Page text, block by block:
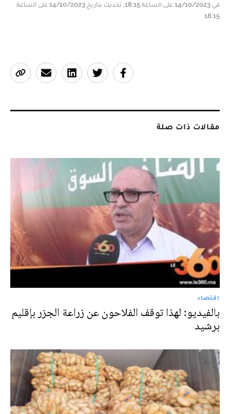
في 14/10/2023 على الساعة 18:15, تحديث بتاريخ 14/10/2023 على الساعة
18:15
مقالات ذات صلة
اقتصاد
بالفيديو: لهذا توقف الفلاحون عن زراعة الجزر بإقليم
برشيد